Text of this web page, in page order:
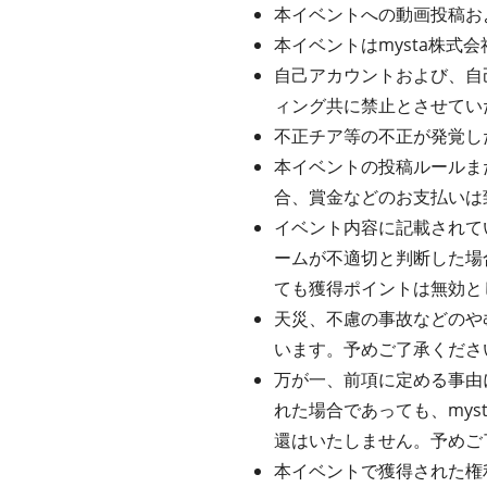
本イベントへの動画投稿
本イベントはmysta株式会
自己アカウントおよび、
ィング共に禁止とさせて
不正チア等の不正が発覚
本イベントの投稿ルール
合、賞金などのお支払い
イベント内容に記載され
ームが不適切と判断した
ても獲得ポイントは無効
天災、不慮の事故などの
います。予めご了承くだ
万が一、前項に定める事
れた場合であっても、
還はいたしません。予め
本イベントで獲得された